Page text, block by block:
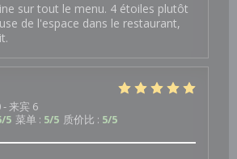
sur tout le menu. 4 étoiles plutôt
de l'espace dans le restaurant,
- 来宾 6
/5 菜单 : 5/5 质价比 : 5/5